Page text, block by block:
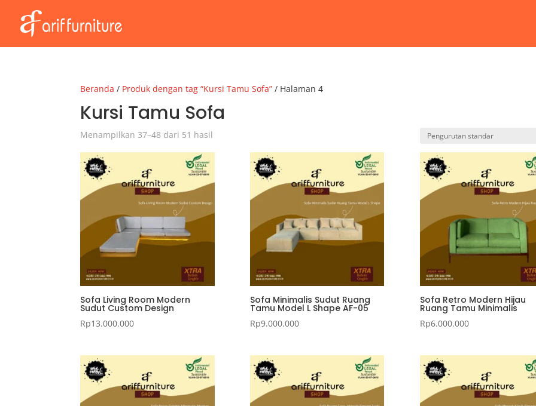
Beranda / Produk dengan tag “Kursi Tamu Sofa” / Halaman 4
Kursi Tamu Sofa
Menampilkan 37–48 dari 51 hasil
Sofa Living Room Modern
Sudut Custom Design
Rp13.000.000
Sofa Minimalis Sudut Ruang
Tamu Model L Shape AF-05
Rp9.000.000
Sofa Retro Modern Hijau
Ruang Tamu Minimalis
Rp6.000.000